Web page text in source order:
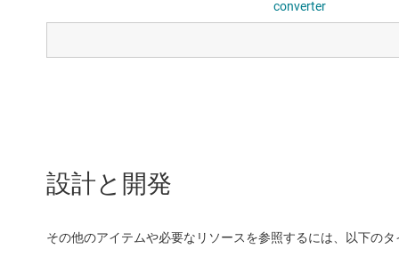
設計と開発
その他のアイテムや必要なリソースを参照するには、以下の